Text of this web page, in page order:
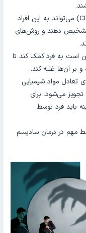
به طور دقیق‌تر رفتار درمانی شناختی (CBT)‌ ‌می‌تواند به این افراد
تشخیص دهند و روش‌های
است به فرد کمک کند تا
بر آن‌ها غلبه کند.
تعادل مواد شیمیایی
می‌شود. برای
باید فرد توسط
خط مهم در درمان سادیسم